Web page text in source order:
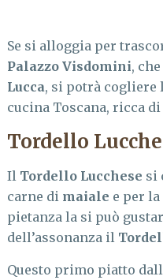
Se si alloggia per
Palazzo Visdomini,
Lucca, si potrà cogliere
cucina Toscana, ricca
Tordello
Il Tordello Lucchese si
carne di maiale e per
pietanza la si può
dell’assonanza il
Questo primo piatto